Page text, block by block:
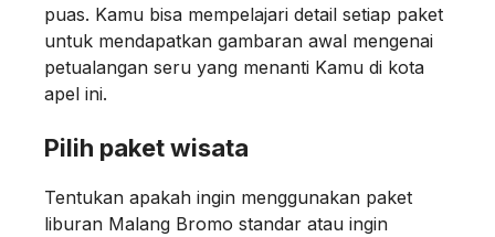
puas. Kamu bisa mempelajari detail setiap paket
untuk mendapatkan gambaran awal mengenai
petualangan seru yang menanti Kamu di kota
apel ini.
Pilih paket wisata
Tentukan apakah ingin menggunakan paket
liburan Malang Bromo standar atau ingin